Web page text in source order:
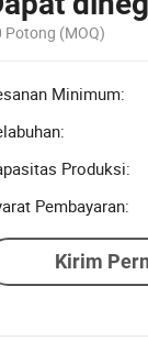
Potong (MOQ)
Minimum:
Produksi:
Pembayaran:
Kirim